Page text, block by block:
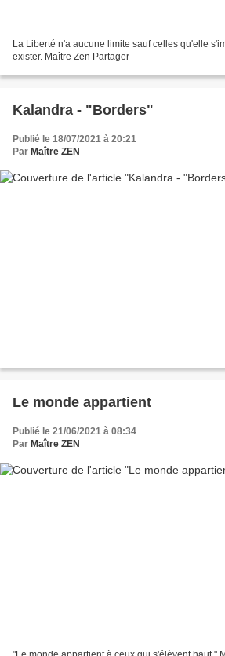
La Liberté n'a aucune limite sauf celles qu'elle
exister. Maître Zen Partager
Kalandra - "Borders"
Publié le 18/07/2021 à 20:21
Par Maître ZEN
Le monde appartient
Publié le 21/06/2021 à 08:34
Par Maître ZEN